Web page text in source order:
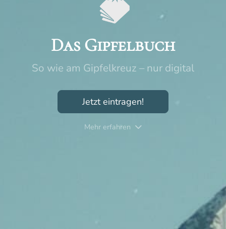
Das Gipfelbuch
So wie am Gipfelkreuz – nur digital
Jetzt eintragen!
Mehr erfahren